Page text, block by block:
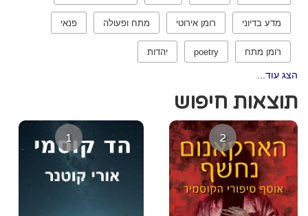
מדע בדיוני רומן אירוטי מתח ופעולה פנאי
רומן מתח poetry יהדות
הצג עוד...
תוצאות חיפוש
1 2